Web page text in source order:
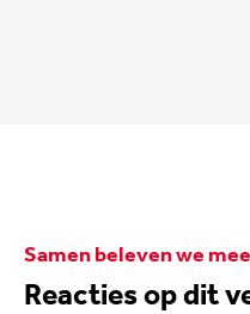
Samen beleven we
Reacties op dit